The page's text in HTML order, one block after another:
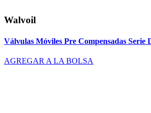
Walvoil
Válvulas Móviles Pre Compensadas Serie
AGREGAR A LA BOLSA